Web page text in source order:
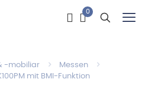
0
-mobiliar
Messen
mit BMI-Funktion